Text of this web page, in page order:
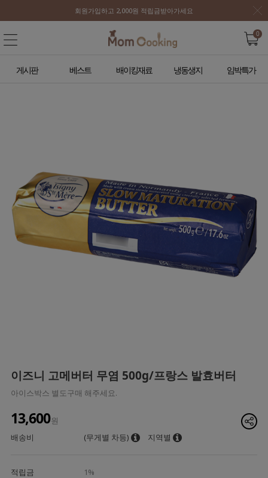
회원가입하고 2,000원 적립금받아가세요
0
게시판 베스트 배이킹재료 냉동생지 임박특가
이즈니 고메버터 무염 500g/프랑스 발효버터
아이스박스 별도구매 해주세요.
13,600원
배송비
(무게별 차등) 지역별
적립금
1%